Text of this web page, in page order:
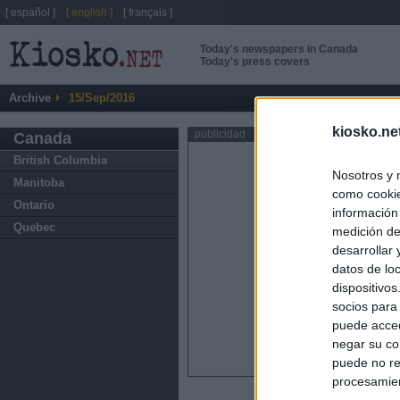
Nosotros y
como
medición
desarrollar
datos de
socios
puede
negar su
puede no
Today's newspapers in Canada
Today's press covers
Archive 15/Sep/2016
Canada
British Columbia
Manitoba
Ontario
Quebec
publicidad
[ español ] [ english ] [ français ]